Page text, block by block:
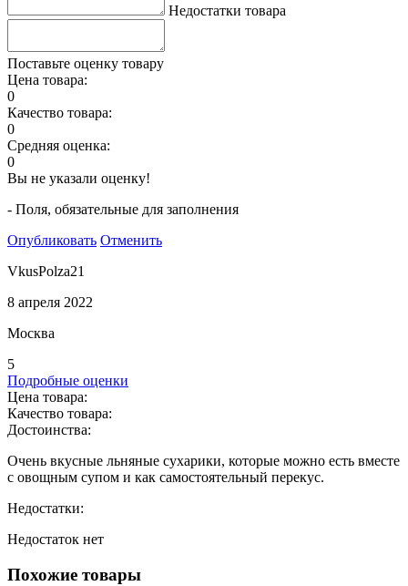
Недостатки товара
Поставьте оценку товару
Цена товара:
0
Качество товара:
0
Средняя оценка:
0
Вы не указали оценку!
- Поля, обязательные для заполнения
Опубликовать Отменить
VkusPolza21
8 апреля 2022
Москва
5
Подробные оценки
Цена товара:
Качество товара:
Достоинства:
Очень вкусные льняные сухарики, которые можно есть вместе
с овощным супом и как самостоятельный перекус.
Недостатки:
Недостаток нет
Похожие товары